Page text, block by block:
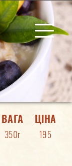
ВАГА
ЦІНА
350г 195